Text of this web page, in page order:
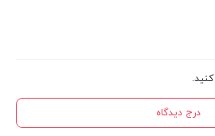
درج دیدگاه